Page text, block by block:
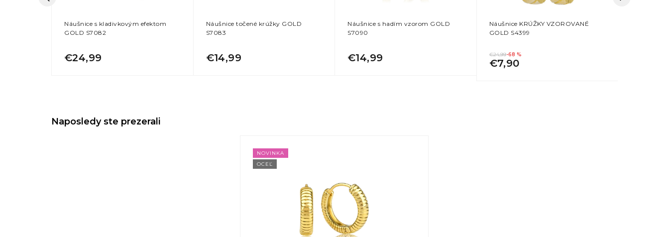
Náušnice s kladivkovým efektom
GOLD S7082
€24,99
Náušnice točené krúžky GOLD
S7083
€14,99
Náušnice s hadím vzorom GOLD
S7090
€14,99
Náušnice KRÚŽKY VZOROVANÉ
GOLD S4399
€24,99-68 %
€7,90
Naposledy ste prezerali
NOVINKA
OCEĽ